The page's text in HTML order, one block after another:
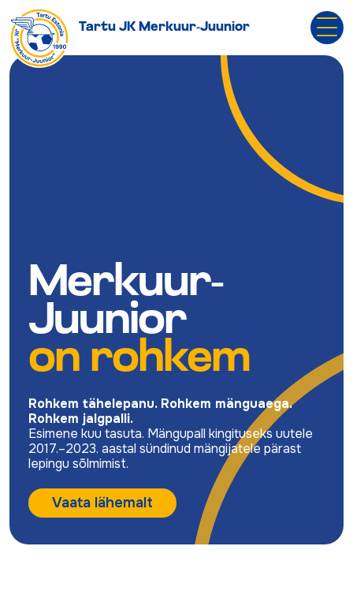
Tartu JK Merkuur-Juunior
Merkuur-
Juunior
on rohkem
Rohkem tähelepanu. Rohkem mänguaega.
Rohkem jalgpalli.
Esimene kuu tasuta. Mängupall kingituseks uutele
2017.–2023. aastal sündinud mängijatele pärast
lepingu sõlmimist.
Vaata lähemalt